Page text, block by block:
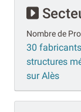
Nombre de Pro
30
structures
sur Alès